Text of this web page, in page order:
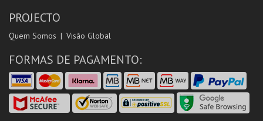
PROJECTO
Quem Somos Visão Global
FORMAS DE PAGAMENTO: